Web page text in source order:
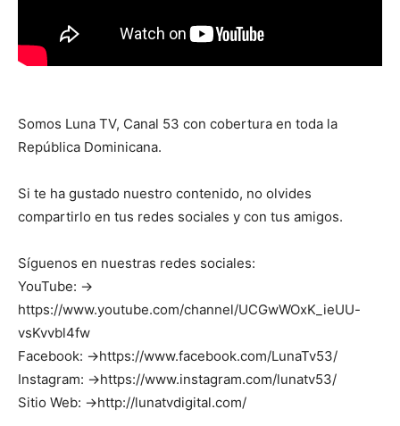
Somos Luna TV, Canal 53 con cobertura en toda la
República Dominicana.
Si te ha gustado nuestro contenido, no olvides
compartirlo en tus redes sociales y con tus amigos.
Síguenos en nuestras redes sociales:
YouTube: →
https://www.youtube.com/channel/UCGwWOxK_ieUU-
vsKvvbl4fw
Facebook: →https://www.facebook.com/LunaTv53/
Instagram: →https://www.instagram.com/lunatv53/
Sitio Web: →http://lunatvdigital.com/